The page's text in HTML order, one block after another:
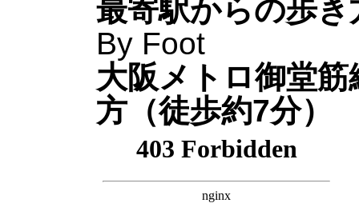
最寄駅からの歩き
By Foot
大阪メトロ御堂
方 （徒歩約7分）